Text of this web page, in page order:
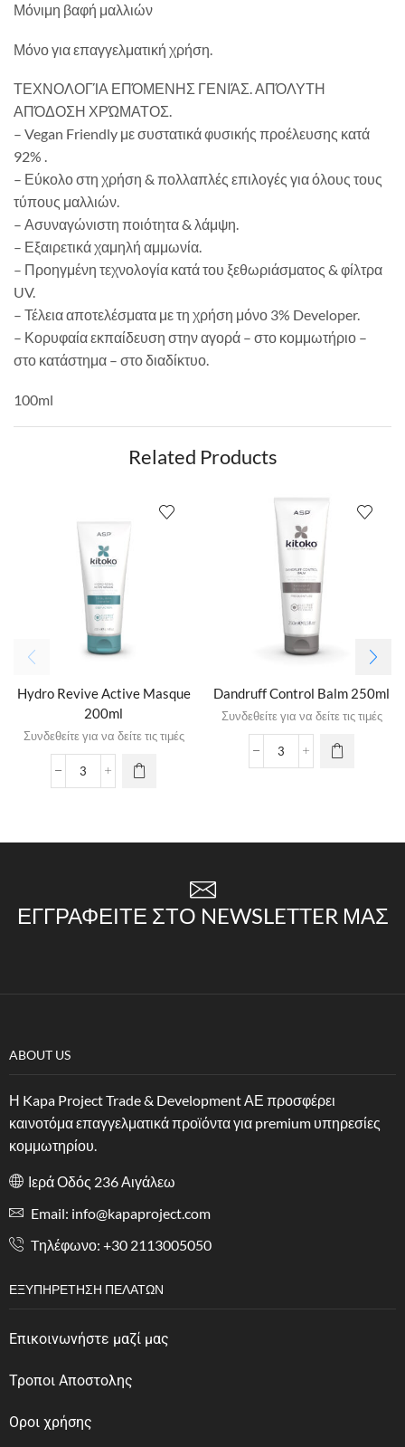
Μόνιμη βαφή μαλλιών
Μόνο για επαγγελματική χρήση.
ΤΕΧΝΟΛΟΓΊΑ ΕΠΌΜΕΝΗΣ ΓΕΝΙΆΣ. ΑΠΌΛΥΤΗ
ΑΠΌΔΟΣΗ ΧΡΏΜΑΤΟΣ.
– Vegan Friendly με συστατικά φυσικής προέλευσης κατά
92% .
– Εύκολο στη χρήση & πολλαπλές επιλογές για όλους τους
τύπους μαλλιών.
– Ασυναγώνιστη ποιότητα & λάμψη.
– Εξαιρετικά χαμηλή αμμωνία.
– Προηγμένη τεχνολογία κατά του ξεθωριάσματος & φίλτρα
UV.
– Τέλεια αποτελέσματα με τη χρήση μόνο 3% Developer.
– Κορυφαία εκπαίδευση στην αγορά – στο κομμωτήριο –
στο κατάστημα – στο διαδίκτυο.
100ml
Related Products
Hydro Revive Active Masque
200ml
Συνδεθείτε για να δείτε τις τιμές
Dandruff Control Balm 250ml
Συνδεθείτε για να δείτε τις τιμές
ΕΓΓΡΑΦΕΊΤΕ ΣΤΟ NEWSLETTER ΜΑΣ
ABOUT US
Η Kapa Project Trade & Development ΑΕ προσφέρει
καινοτόμα επαγγελματικά προϊόντα για premium υπηρεσίες
κομμωτηρίου.
Ιερά Οδός 236 Αιγάλεω
Email: info@kapaproject.com
Tηλέφωνο: +30 2113005050
ΕΞΥΠΗΡΈΤΗΣΗ ΠΕΛΑΤΏΝ
Επικοινωνήστε μαζί μας
Τροποι Αποστολης
Οροι χρήσης